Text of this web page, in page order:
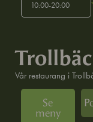
10:00-20:00
Vår restaurang i
Se
meny